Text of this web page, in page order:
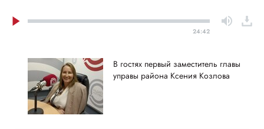
24:42
В гостях первый заместитель главы
управы района Ксения Козлова